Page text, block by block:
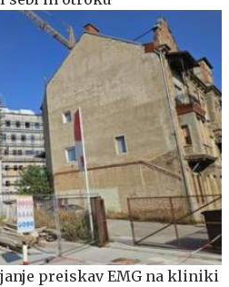
preiskav EMG na kliniki